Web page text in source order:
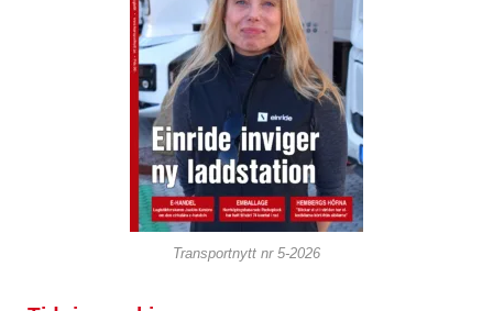
Transportnytt nr 5-2026